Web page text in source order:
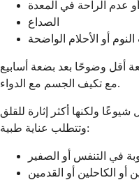
أو عدم الراحة في المعدة
الصداع
أو الأحلام الواضحة
أقل وضوحًا بعد بضعة أسابيع
مع تكيف الجسم مع الدواء.
ولكنها أكثر إثارة للقلق
وتتطلب عناية طبية:
في التنفس أو الصفير
أو الكاحلين أو القدمين